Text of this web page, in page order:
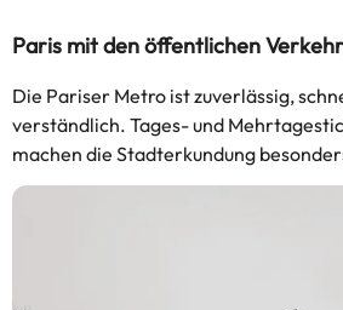
Paris mit den öffentlichen
Die Pariser Metro ist zuverlässig,
verständlich. Tages- und
machen die Stadterkundung